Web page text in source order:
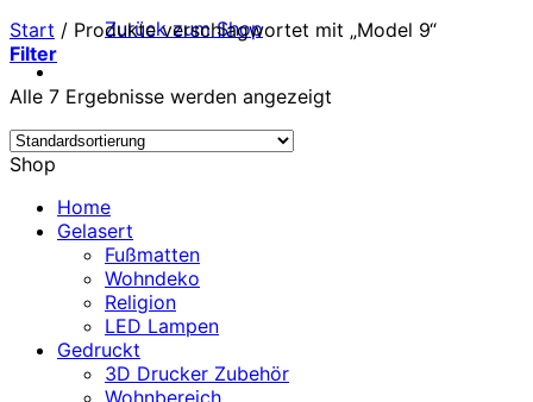
Zurück zum Shop
Start / Produkte verschlagwortet mit „Model 9“
Filter
Alle 7 Ergebnisse werden angezeigt
Shop
Home
Gelasert
Fußmatten
Wohndeko
Religion
LED Lampen
Gedruckt
3D Drucker Zubehör
Wohnbereich